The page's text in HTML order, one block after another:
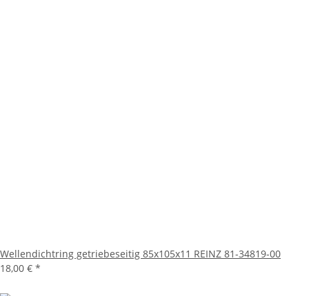
Wellendichtring getriebeseitig 85x105x11 REINZ 81-34819-00
18,00 € *